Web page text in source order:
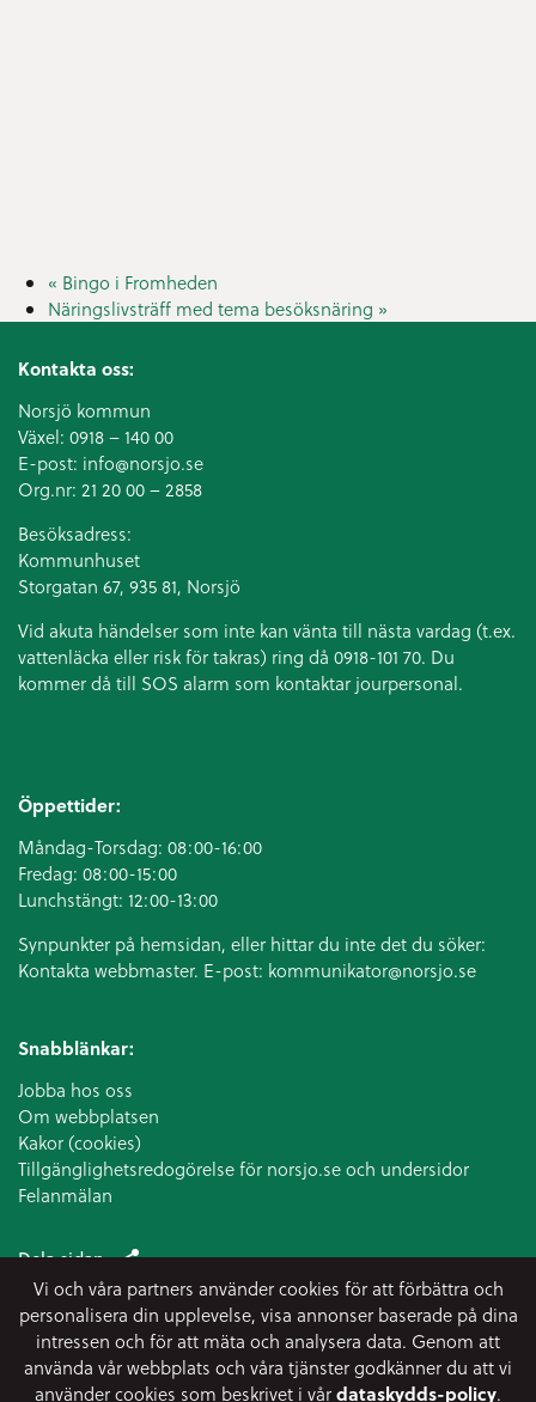
« Bingo i Fromheden
Näringslivsträff med tema besöksnäring »
Kontakta oss:
Norsjö kommun
Växel: 0918 – 140 00
E-post: info@norsjo.se
Org.nr: 21 20 00 – 2858
Besöksadress:
Kommunhuset
Storgatan 67, 935 81, Norsjö
Vid akuta händelser som inte kan vänta till nästa vardag (t.ex.
vattenläcka eller risk för takras) ring då 0918-101 70. Du
kommer då till SOS alarm som kontaktar jourpersonal.
Öppettider:
Måndag-Torsdag: 08:00-16:00
Fredag: 08:00-15:00
Lunchstängt: 12:00-13:00
Synpunkter på hemsidan, eller hittar du inte det du söker:
Kontakta webbmaster. E-post: kommunikator@norsjo.se
Snabblänkar:
Jobba hos oss
Om webbplatsen
Kakor (cookies)
Tillgänglighetsredogörelse för norsjo.se och undersidor
Felanmälan
Dela sidan
Vi och våra partners använder cookies för att förbättra och
personalisera din upplevelse, visa annonser baserade på dina
intressen och för att mäta och analysera data. Genom att
använda vår webbplats och våra tjänster godkänner du att vi
använder cookies som beskrivet i vårdataskydds-policy.